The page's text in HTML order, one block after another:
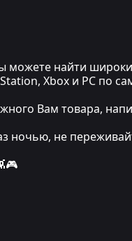
можете найти
Xbox и PC по
Вам товара,
ночью, не